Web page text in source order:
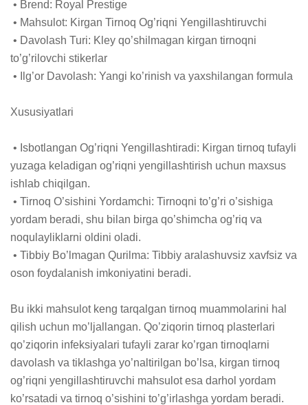
to’g’rilovchi stikerlar
Xususiyatlari
yuzaga keladigan og’riqni yengillashtirish uchun maxsus
ishlab chiqilgan.
yordam beradi, shu bilan birga qo’shimcha og’riq va
noqulayliklarni oldini oladi.
oson foydalanish imkoniyatini beradi.
Bu ikki mahsulot keng tarqalgan tirnoq muammolarini hal
qilish uchun mo’ljallangan. Qo’ziqorin tirnoq plasterlari
qo’ziqorin infeksiyalari tufayli zarar ko’rgan tirnoqlarni
davolash va tiklashga yo’naltirilgan bo’lsa, kirgan tirnoq
og’riqni yengillashtiruvchi mahsulot esa darhol yordam
ko’rsatadi va tirnoq o’sishini to’g’irlashga yordam beradi.